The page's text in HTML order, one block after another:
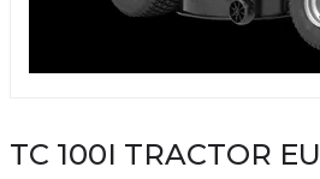
TC 100I TRACTOR EU